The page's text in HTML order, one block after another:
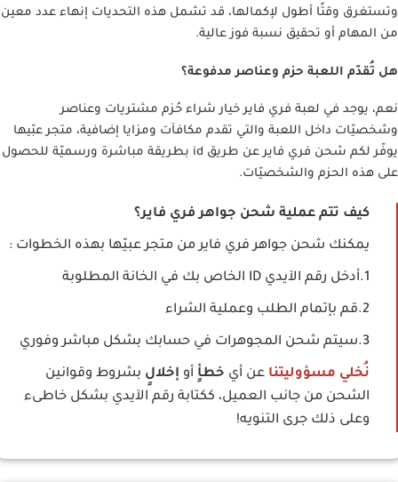
وتستغرق وقتًا أطول لإكمالها، قد تشمل هذه التحديات إنهاء عدد معين
من المهام أو تحقيق نسبة فوز عالية.
هل تُقدّم اللعبة حزم وعناصر مدفوعة؟
نعم، يوجد في لعبة فري فاير خيار شراء حُزم مشتريات وعناصر
وشخصيّات داخل اللعبة والتي تقدم مكافآت ومزايا إضافية، متجر عبّيها
يوفّر لكم شحن فري فاير عن طريق id بطريقة مباشرة ورسميّة للحصول
على هذه الحزم والشخصيّات.
كيف تتم عملية شحن جواهر فري فاير؟
يمكنك شحن جواهر فري فاير من متجر عبيّها بهذه الخطوات :
1.أدخل رقم الآيدي ID الخاص بك في الخانة المطلوبة
2.قم بإتمام الطلب وعملية الشراء
3.سيتم شحن المجوهرات في حسابك بشكل مباشر وفوري
نُخلي مسؤوليتنا عن أي خطأٍ أو إخلالٍ بشروط وقوانين
الشحن من جانب العميل، ككتابة رقم الآيدي بشكل خاطىء
وعلى ذلك جرى التنويه!